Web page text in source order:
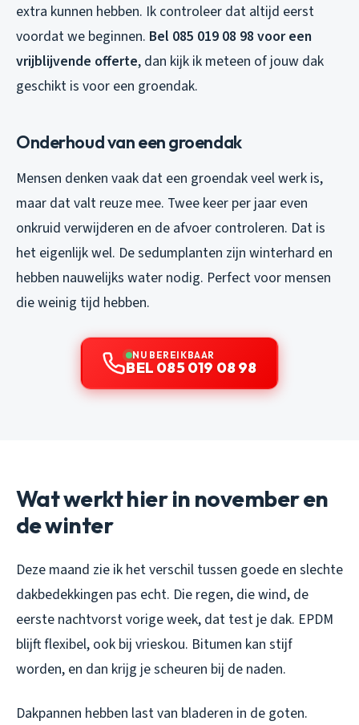
extra kunnen hebben. Ik controleer dat altijd eerst
voordat we beginnen. Bel 085 019 08 98 voor een
vrijblijvende offerte, dan kijk ik meteen of jouw dak
geschikt is voor een groendak.
Onderhoud van een groendak
Mensen denken vaak dat een groendak veel werk is,
maar dat valt reuze mee. Twee keer per jaar even
onkruid verwijderen en de afvoer controleren. Dat is
het eigenlijk wel. De sedumplanten zijn winterhard en
hebben nauwelijks water nodig. Perfect voor mensen
die weinig tijd hebben.
NU BEREIKBAAR
BEL 085 019 08 98
Wat werkt hier in november en
de winter
Deze maand zie ik het verschil tussen goede en slechte
dakbedekkingen pas echt. Die regen, die wind, de
eerste nachtvorst vorige week, dat test je dak. EPDM
blijft flexibel, ook bij vrieskou. Bitumen kan stijf
worden, en dan krijg je scheuren bij de naden.
Dakpannen hebben last van bladeren in de goten.